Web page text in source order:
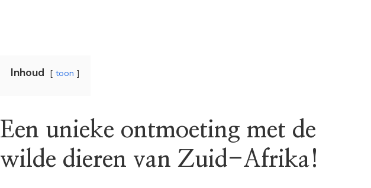
Inhoud toon
Een unieke ontmoeting met de
wilde dieren van Zuid-Afrika!